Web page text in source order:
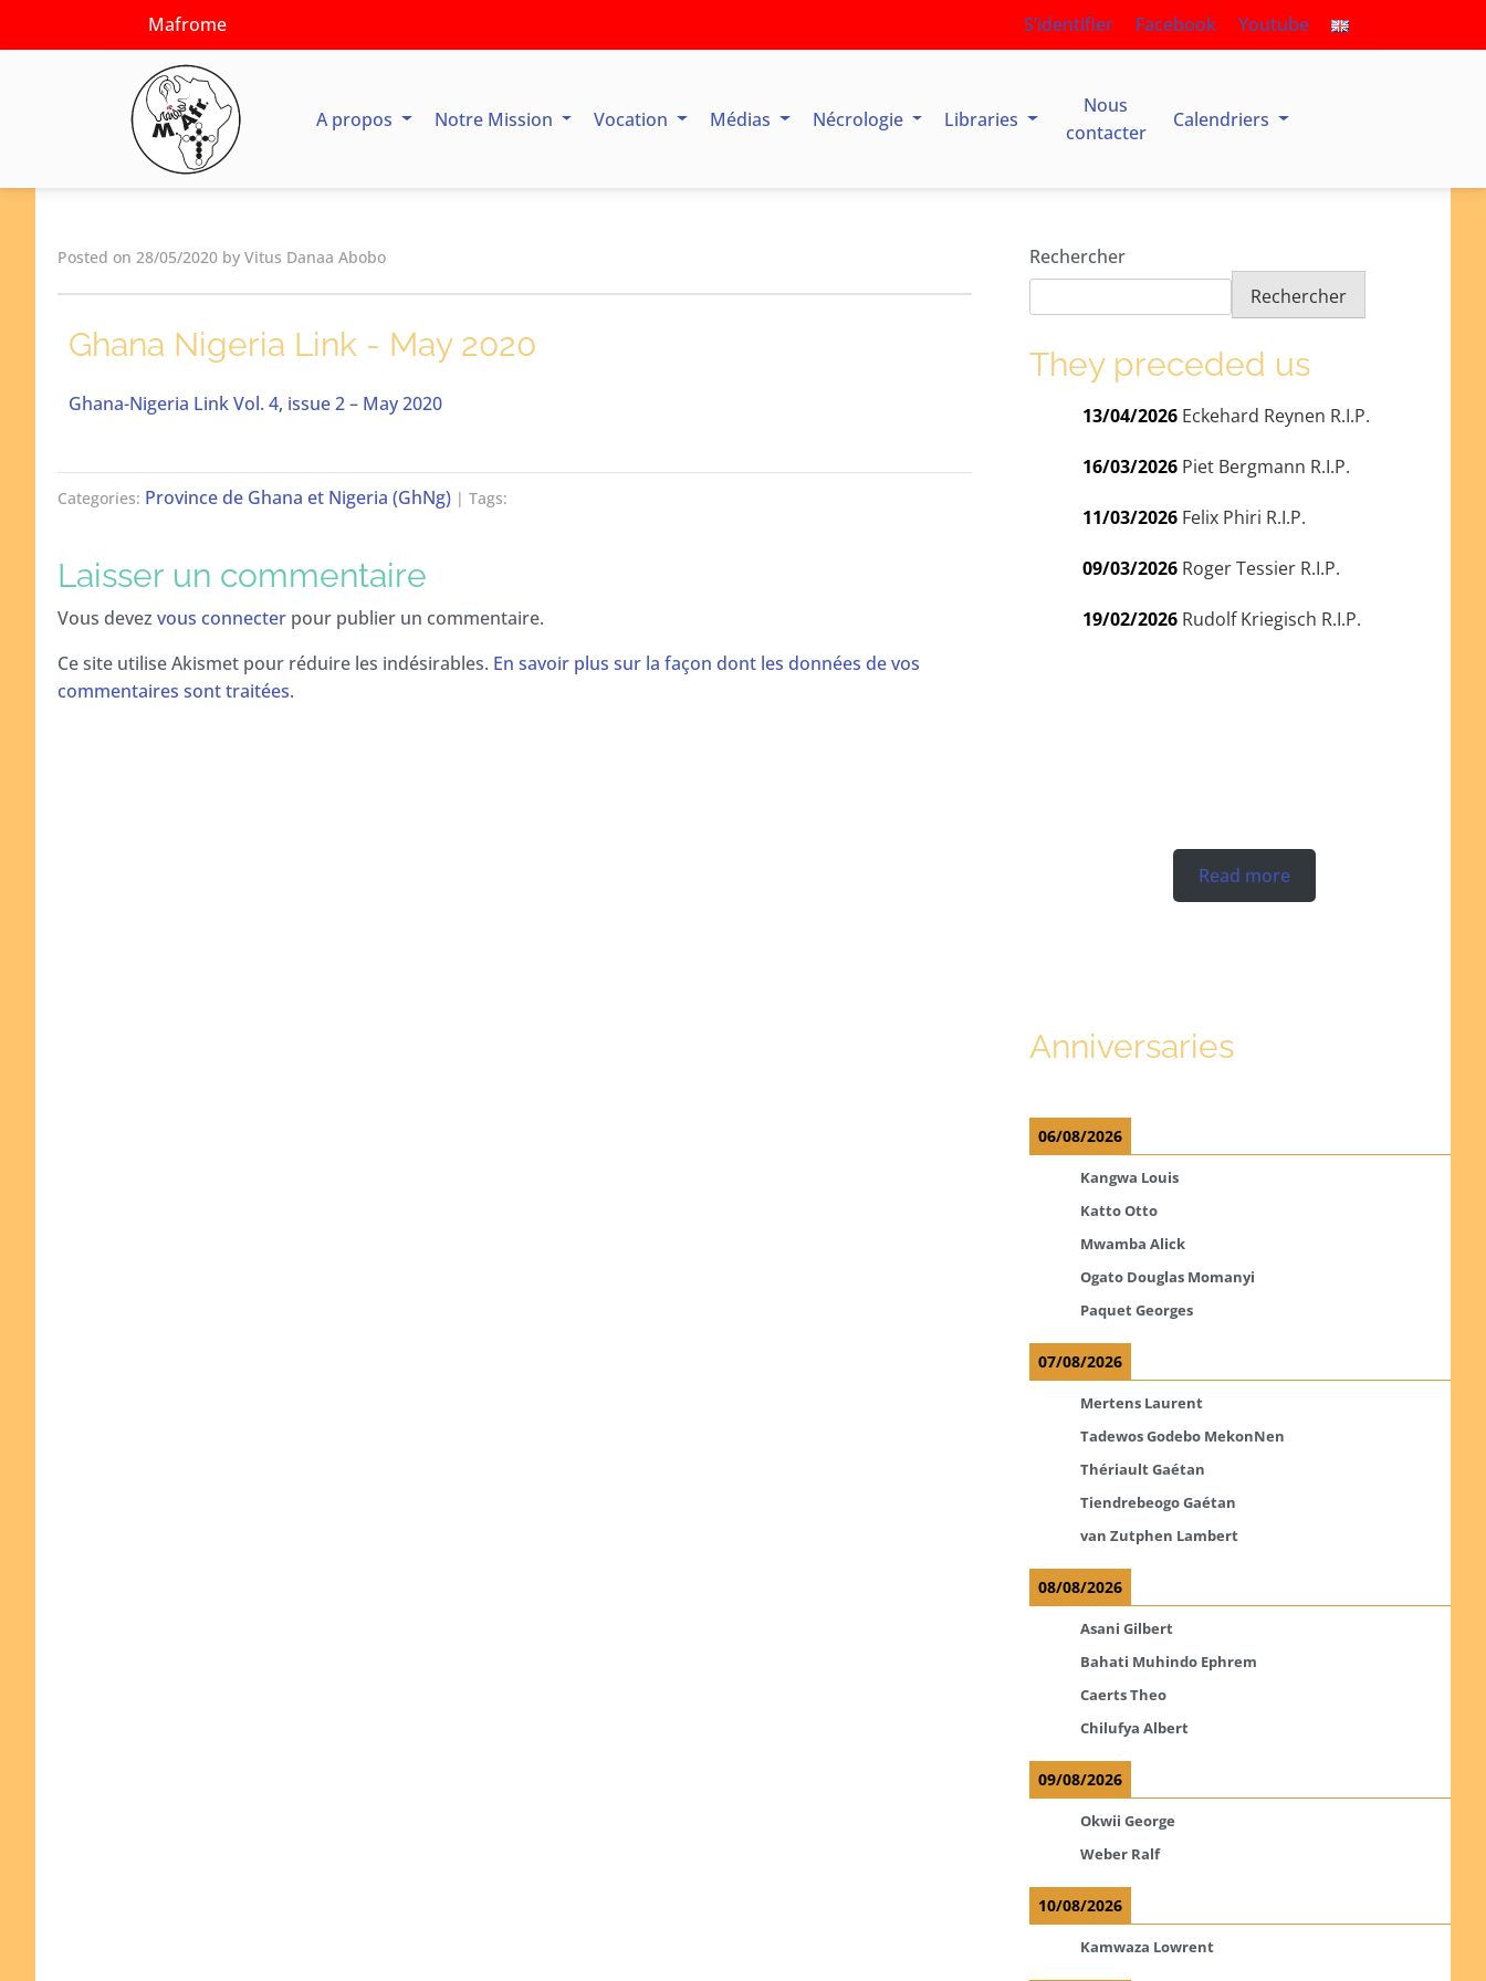
Mafrome S’identifier Facebook Youtube
A propos Notre Mission Vocation Médias Nécrologie Libraries
Nous
contacter
Calendriers
Posted on 28/05/2020 by Vitus Danaa Abobo
Ghana Nigeria Link - May 2020
Ghana-Nigeria Link Vol. 4, issue 2 – May 2020
Categories: Province de Ghana et Nigeria (GhNg) | Tags:
Laisser un commentaire
Vous devez vous connecter pour publier un commentaire.
Ce site utilise Akismet pour réduire les indésirables. En savoir plus sur la façon dont les données de vos
commentaires sont traitées.
Rechercher
Rechercher
They preceded us
13/04/2026 Eckehard Reynen R.I.P.
16/03/2026 Piet Bergmann R.I.P.
11/03/2026 Felix Phiri R.I.P.
09/03/2026 Roger Tessier R.I.P.
19/02/2026 Rudolf Kriegisch R.I.P.
Read more
Anniversaries
06/08/2026
Kangwa Louis
Katto Otto
Mwamba Alick
Ogato Douglas Momanyi
Paquet Georges
07/08/2026
Mertens Laurent
Tadewos Godebo MekonNen
Thériault Gaétan
Tiendrebeogo Gaétan
van Zutphen Lambert
08/08/2026
Asani Gilbert
Bahati Muhindo Ephrem
Caerts Theo
Chilufya Albert
09/08/2026
Okwii George
Weber Ralf
10/08/2026
Kamwaza Lowrent